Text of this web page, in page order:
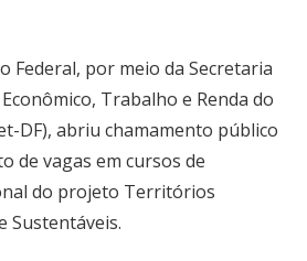
Federal, por meio da Secretaria
Trabalho e Renda do
DF), abriu chamamento público
de vagas em cursos de
do projeto Territórios
Sustentáveis.